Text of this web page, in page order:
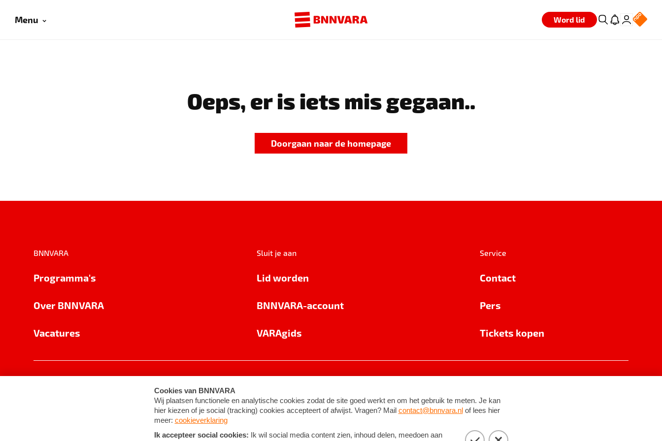
Menu Word lid
Oeps, er is iets mis gegaan..
Doorgaan naar de homepage
BNNVARA
Programma's
Over BNNVARA
Vacatures
Sluit je aan
Lid worden
BNNVARA-account
VARAgids
Service
Contact
Pers
Tickets kopen
Cookie-instellingen Algemene voorwaarden ©2026BNNVARA